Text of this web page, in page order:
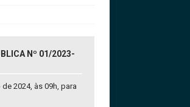
Nº 01/2023-
2024, às 09h, para